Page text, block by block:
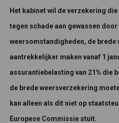
Het kabinet wil de verzekering
tegen schade aan gewassen
weersomstandigheden, de brede
aantrekkelijker maken vanaf 1
assurantiebelasting van 21% die
de brede weersverzekering
kan alleen als dit niet op
Europese Commissie stuit.